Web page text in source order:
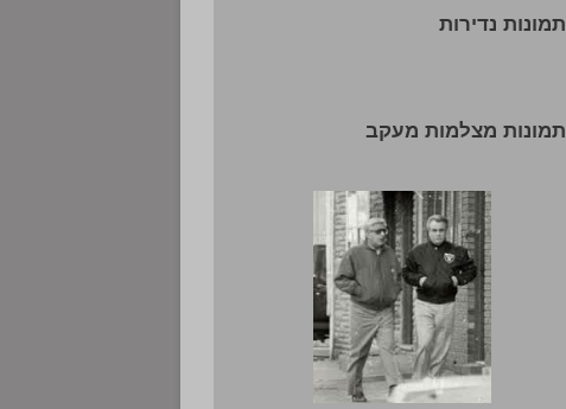
תמונות נדירות
תמונות מצלמות מעקב